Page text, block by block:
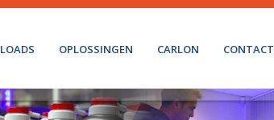
OPLOSSINGEN CARLON CONTACT